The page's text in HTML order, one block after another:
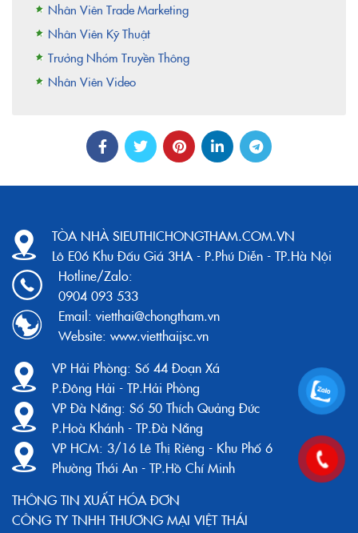
Nhân Viên Trade Marketing
Nhân Viên Kỹ Thuật
Trưởng Nhóm Truyền Thông
Nhân Viên Video
TÒA NHÀ SIEUTHICHONGTHAM.COM.VN
Lô E06 Khu Đấu Giá 3HA - P.Phú Diễn - TP.Hà Nội
Hotline/Zalo:
0904 093 533
Email: vietthai@chongtham.vn
Website: www.vietthaijsc.vn
VP Hải Phòng: Số 44 Đoạn Xá
P.Đông Hải - TP.Hải Phòng
VP Đà Nẵng: Số 50 Thích Quảng Đức
P.Hoà Khánh - TP.Đà Nẵng
VP HCM: 3/16 Lê Thị Riêng - Khu Phố 6
Phường Thới An - TP.Hồ Chí Minh
THÔNG TIN XUẤT HÓA ĐƠN
CÔNG TY TNHH THƯƠNG MẠI VIỆT THÁI